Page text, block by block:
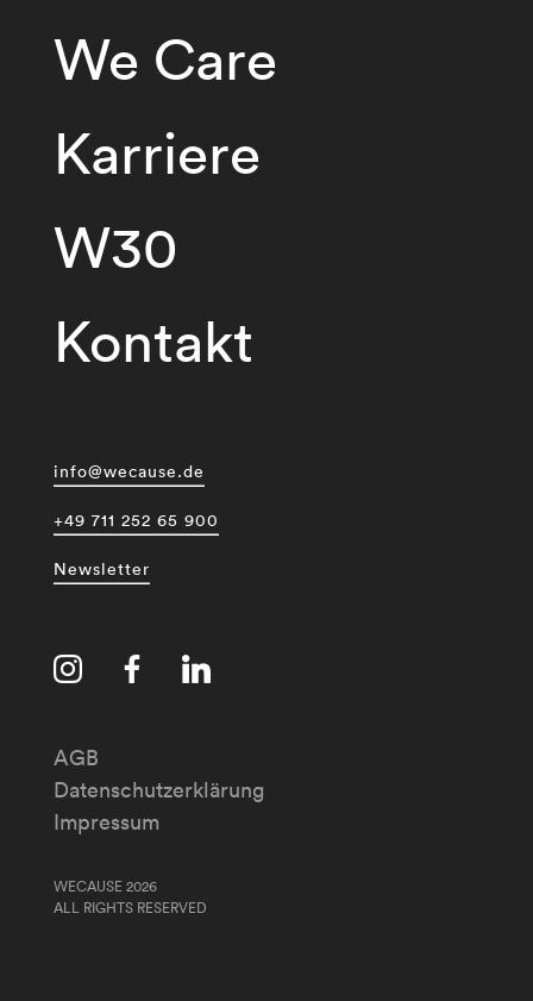
We Care
Karriere
W30
Kontakt
info@wecause.de
+49 711 252 65 900
Newsletter
AGB
Datenschutzerklärung
Impressum
WECAUSE 2026
ALL RIGHTS RESERVED